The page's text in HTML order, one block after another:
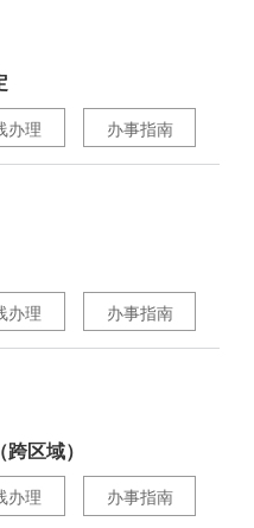
办事指南
办理
办事指南
办理
区域）
办事指南
办理